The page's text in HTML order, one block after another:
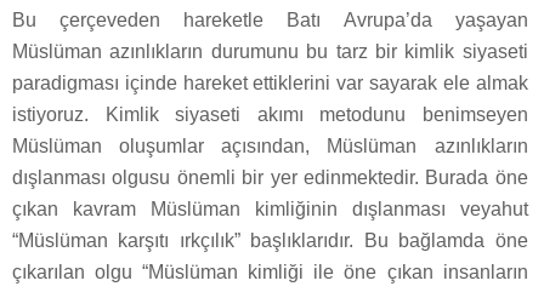
Bu çerçeveden hareketle Batı Avrupa’da yaşayan
Müslüman azınlıkların durumunu bu tarz bir kimlik siyaseti
paradigması içinde hareket ettiklerini var sayarak ele almak
istiyoruz. Kimlik siyaseti akımı metodunu benimseyen
Müslüman oluşumlar açısından, Müslüman azınlıkların
dışlanması olgusu önemli bir yer edinmektedir. Burada öne
çıkan kavram Müslüman kimliğinin dışlanması veyahut
“Müslüman karşıtı ırkçılık” başlıklarıdır. Bu bağlamda öne
çıkarılan olgu “Müslüman kimliği ile öne çıkan insanların